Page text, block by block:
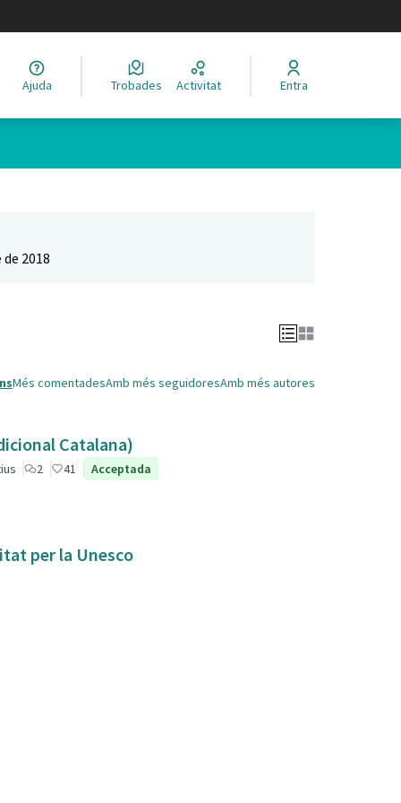
Elegir el idioma
Ajuda Trobades Activitat Entra
2018
Més comentadesAmb més seguidoresAmb més autores
Catalana)
2 41 Acceptada
per la Unesco